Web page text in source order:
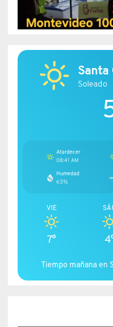
Santa
Soleado
Atardecer
08:41 AM
Humedad
63%
VIE
7°
Tiempo mañana en